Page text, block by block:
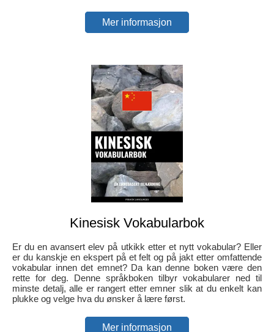
Mer informasjon
Kinesisk Vokabularbok
Er du en avansert elev på utkikk etter et nytt vokabular? Eller
er du kanskje en ekspert på et felt og på jakt etter omfattende
vokabular innen det emnet? Da kan denne boken være den
rette for deg. Denne språkboken tilbyr vokabularer ned til
minste detalj, alle er rangert etter emner slik at du enkelt kan
plukke og velge hva du ønsker å lære først.
Mer informasjon